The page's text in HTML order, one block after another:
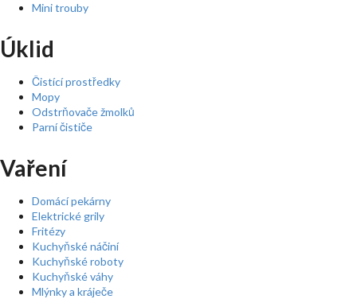
Mini trouby
Úklid
Čistící prostředky
Mopy
Odstrňovače žmolků
Parní čističe
Vaření
Domácí pekárny
Elektrické grily
Fritézy
Kuchyňské náčiní
Kuchyňské roboty
Kuchyňské váhy
Mlýnky a kráječe